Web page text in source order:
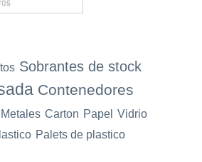
Sobrantes de stock
Contenedores
Metales Carton Papel Vidrio
Palets de plastico